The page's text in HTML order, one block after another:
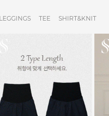
LEGGINGS TEE SHIRT&KNIT